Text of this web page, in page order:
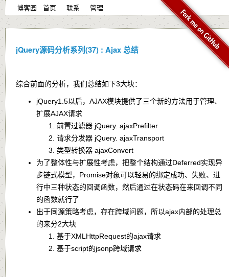
博客园 首页 联系 管理
jQuery源码分析系列(37) : Ajax 总结
综合前面的分析，我们总结如下3大块：
jQuery1.5以后，AJAX模块提供了三个新的方法用于管理、
扩展AJAX请求
前置过滤器 jQuery. ajaxPrefilter
请求分发器 jQuery. ajaxTransport
类型转换器 ajaxConvert
为了整体性与扩展性考虑，把整个结构通过Deferred实现异
步链式模型，Promise对象可以轻易的绑定成功、失败、进
行中三种状态的回调函数，然后通过在状态码在来回调不同
的函数就行了
出于同源策略考虑，存在跨域问题，所以ajax内部的处理总
的来分2大块
基于XMLHttpRequest的ajax请求
基于script的jsonp跨域请求